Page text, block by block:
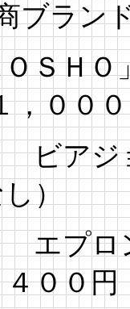
ンド
ＯＳＨ
，００
ビア
し）
エプ
００円